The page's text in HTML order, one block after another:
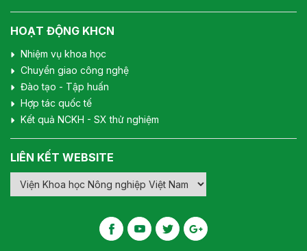
HOẠT ĐỘNG KHCN
Nhiệm vụ khoa học
Chuyển giao công nghệ
Đào tạo - Tập huấn
Hợp tác quốc tế
Kết quả NCKH - SX thử nghiệm
LIÊN KẾT WEBSITE